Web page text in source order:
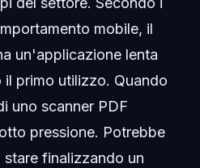
mobile, il
un'applicazione lenta
primo utilizzo. Quando
uno scanner PDF
pressione. Potrebbe
finalizzando un